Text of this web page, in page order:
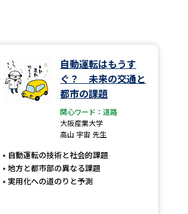
塾・予備校
卒業程度認定試験
自動運転はもうす
ぐ？ 未来の交通と
都市の課題
関心ワード：道路
大阪産業大学
高山 宇宙 先生
自動運転の技術と社会的課題
地方と都市部の異なる課題
実用化への道のりと予測